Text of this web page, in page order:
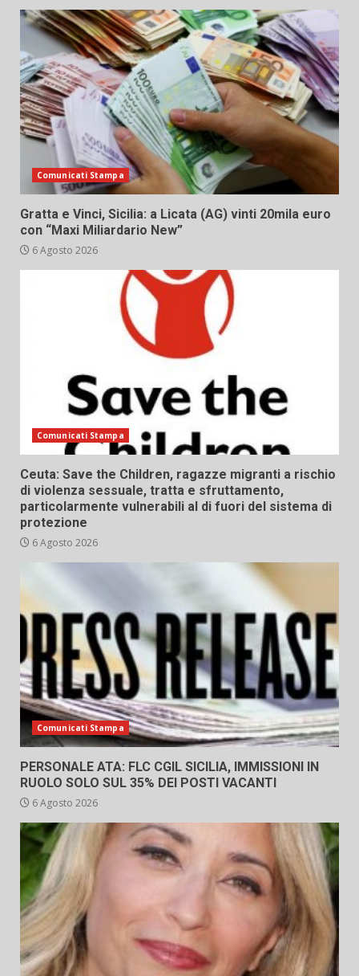
Comunicati Stampa
Gratta e Vinci, Sicilia: a Licata (AG) vinti 20mila euro
con “Maxi Miliardario New”
6 Agosto 2026
Comunicati Stampa
Ceuta: Save the Children, ragazze migranti a rischio
di violenza sessuale, tratta e sfruttamento,
particolarmente vulnerabili al di fuori del sistema di
protezione
6 Agosto 2026
Comunicati Stampa
PERSONALE ATA: FLC CGIL SICILIA, IMMISSIONI IN
RUOLO SOLO SUL 35% DEI POSTI VACANTI
6 Agosto 2026